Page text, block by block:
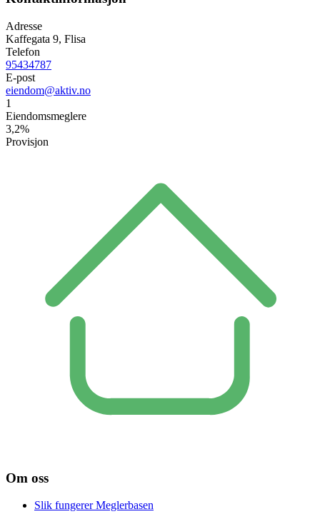
Adresse
Kaffegata 9, Flisa
Telefon
95434787
E-post
eiendom@aktiv.no
1
Eiendomsmeglere
3,2%
Provisjon
Om oss
Slik fungerer Meglerbasen